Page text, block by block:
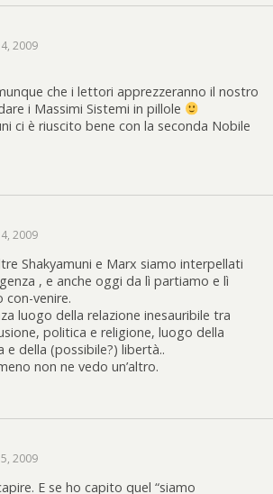
2009
che i lettori apprezzeranno il nostro
i Massimi Sistemi in pillole
ci è riuscito bene con la seconda Nobile
2009
Shakyamuni e Marx siamo interpellati
, e anche oggi da lì partiamo e lì
con-venire.
luogo della relazione inesauribile tra
politica e religione, luogo della
e della (possibile?) libertà..
non ne vedo un’altro.
2009
E se ho capito quel “siamo